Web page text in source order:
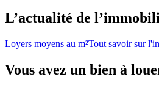
L’actualité de
Loyers moyens au m²Tout savoir sur
Vous avez un bien à